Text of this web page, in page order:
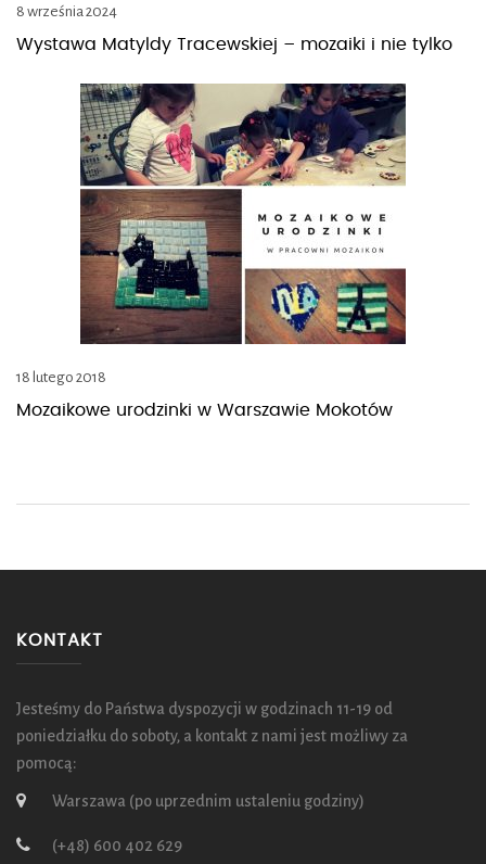
8 września 2024
Wystawa Matyldy Tracewskiej – mozaiki i nie tylko
18 lutego 2018
Mozaikowe urodzinki w Warszawie Mokotów
KONTAKT
Jesteśmy do Państwa dyspozycji w godzinach 11-19 od
poniedziałku do soboty, a kontakt z nami jest możliwy za
pomocą:
Warszawa (po uprzednim ustaleniu godziny)
(+48) 600 402 629